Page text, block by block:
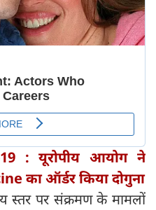
19 : यूरोपीय आयोग ने
का ऑर्डर किया दोगुना
स्तर पर संक्रमण के मामलों